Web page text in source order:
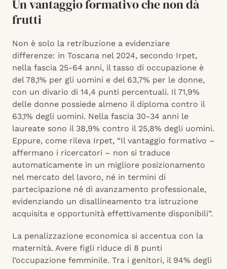
Un vantaggio formativo che non dà
frutti
Non è solo la retribuzione a evidenziare
differenze: in Toscana nel 2024, secondo Irpet,
nella fascia 25-64 anni, il tasso di occupazione è
del 78,1% per gli uomini e del 63,7% per le donne,
con un divario di 14,4 punti percentuali. Il 71,9%
delle donne possiede almeno il diploma contro il
63,1% degli uomini. Nella fascia 30-34 anni le
laureate sono il 38,9% contro il 25,8% degli uomini.
Eppure, come rileva Irpet, “Il vantaggio formativo –
affermano i ricercatori – non si traduce
automaticamente in un migliore posizionamento
nel mercato del lavoro, né in termini di
partecipazione né di avanzamento professionale,
evidenziando un disallineamento tra istruzione
acquisita e opportunità effettivamente disponibili”.
La penalizzazione economica si accentua con la
maternità. Avere figli riduce di 8 punti
l’occupazione femminile. Tra i genitori, il 94% degli